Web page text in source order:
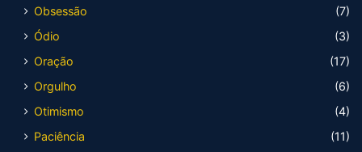
Obsessão
(7)
Ódio
(3)
Oração
(17)
Orgulho
(6)
Otimismo
(4)
Paciência
(11)